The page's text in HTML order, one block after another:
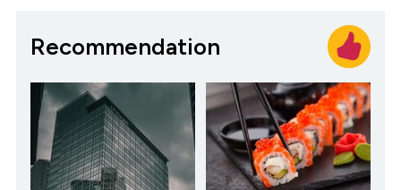
Recommendation